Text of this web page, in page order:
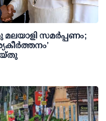
മലയാളി സമർപ്പണം;